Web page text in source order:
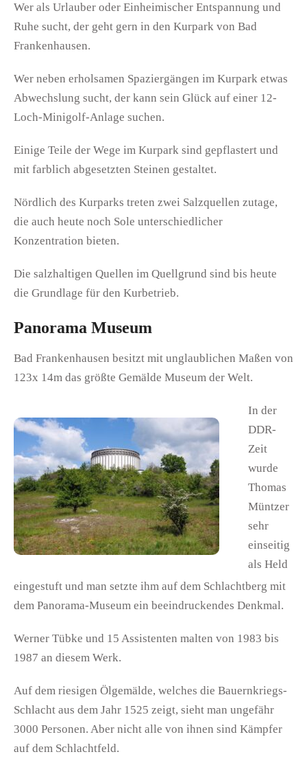
Wer als Urlauber oder Einheimischer Entspannung und
Ruhe sucht, der geht gern in den Kurpark von Bad
Frankenhausen.
Wer neben erholsamen Spaziergängen im Kurpark etwas
Abwechslung sucht, der kann sein Glück auf einer 12-
Loch-Minigolf-Anlage suchen.
Einige Teile der Wege im Kurpark sind gepflastert und
mit farblich abgesetzten Steinen gestaltet.
Nördlich des Kurparks treten zwei Salzquellen zutage,
die auch heute noch Sole unterschiedlicher
Konzentration bieten.
Die salzhaltigen Quellen im Quellgrund sind bis heute
die Grundlage für den Kurbetrieb.
Panorama Museum
Bad Frankenhausen besitzt mit unglaublichen Maßen von
123x 14m das größte Gemälde Museum der Welt.
In der
DDR-
Zeit
wurde
Thomas
Müntzer
sehr
einseitig
als Held
eingestuft und man setzte ihm auf dem Schlachtberg mit
dem Panorama-Museum ein beeindruckendes Denkmal.
Werner Tübke und 15 Assistenten malten von 1983 bis
1987 an diesem Werk.
Auf dem riesigen Ölgemälde, welches die Bauernkriegs-
Schlacht aus dem Jahr 1525 zeigt, sieht man ungefähr
3000 Personen. Aber nicht alle von ihnen sind Kämpfer
auf dem Schlachtfeld.